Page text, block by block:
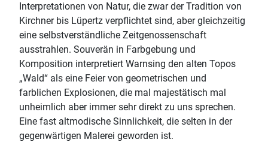
Interpretationen von Natur, die zwar der Tradition von
Kirchner bis Lüpertz verpflichtet sind, aber gleichzeitig
eine selbstverständliche Zeitgenossenschaft
ausstrahlen. Souverän in Farbgebung und
Komposition interpretiert Warnsing den alten Topos
„Wald“ als eine Feier von geometrischen und
farblichen Explosionen, die mal majestätisch mal
unheimlich aber immer sehr direkt zu uns sprechen.
Eine fast altmodische Sinnlichkeit, die selten in der
gegenwärtigen Malerei geworden ist.